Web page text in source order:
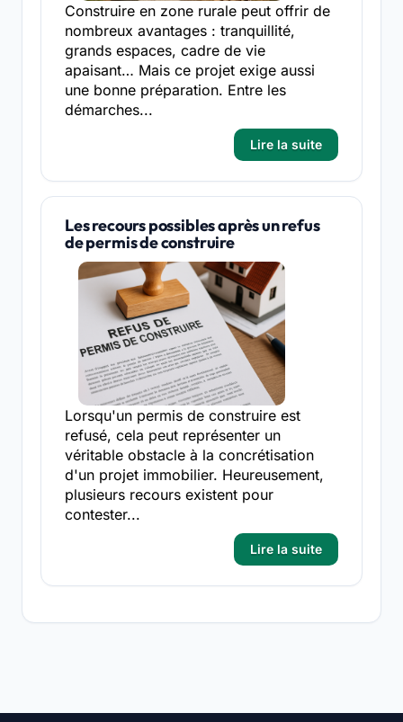
Construire en zone rurale peut offrir de
nombreux avantages : tranquillité,
grands espaces, cadre de vie
apaisant… Mais ce projet exige aussi
une bonne préparation. Entre les
démarches...
Lire la suite
Les recours possibles après un refus
de permis de construire
Lorsqu'un permis de construire est
refusé, cela peut représenter un
véritable obstacle à la concrétisation
d'un projet immobilier. Heureusement,
plusieurs recours existent pour
contester...
Lire la suite